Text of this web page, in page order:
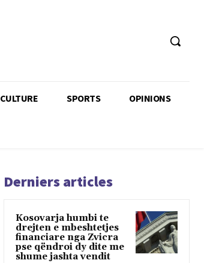
CULTURE SPORTS OPINIONS
Derniers articles
Kosovarja humbi te
drejten e mbeshtetjes
financiare nga Zvicra
pse qëndroi dy dite me
shume jashta vendit